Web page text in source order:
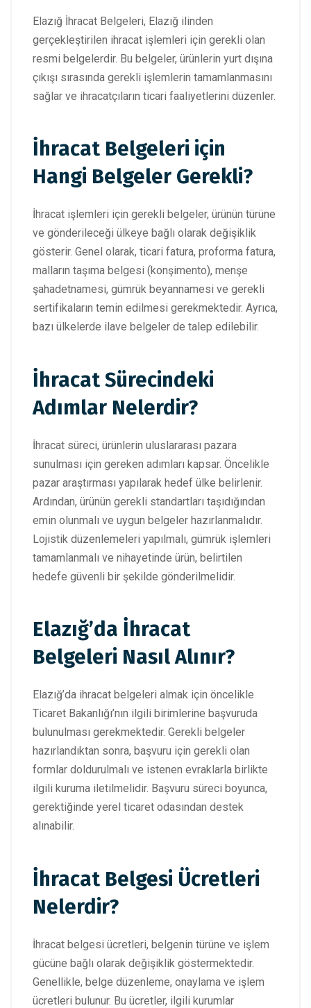
Elazığ İhracat Belgeleri, Elazığ ilinden
gerçekleştirilen ihracat işlemleri için gerekli olan
resmi belgelerdir. Bu belgeler, ürünlerin yurt dışına
çıkışı sırasında gerekli işlemlerin tamamlanmasını
sağlar ve ihracatçıların ticari faaliyetlerini düzenler.
İhracat Belgeleri için
Hangi Belgeler Gerekli?
İhracat işlemleri için gerekli belgeler, ürünün türüne
ve gönderileceği ülkeye bağlı olarak değişiklik
gösterir. Genel olarak, ticari fatura, proforma fatura,
malların taşıma belgesi (konşimento), menşe
şahadetnamesi, gümrük beyannamesi ve gerekli
sertifikaların temin edilmesi gerekmektedir. Ayrıca,
bazı ülkelerde ilave belgeler de talep edilebilir.
İhracat Sürecindeki
Adımlar Nelerdir?
İhracat süreci, ürünlerin uluslararası pazara
sunulması için gereken adımları kapsar. Öncelikle
pazar araştırması yapılarak hedef ülke belirlenir.
Ardından, ürünün gerekli standartları taşıdığından
emin olunmalı ve uygun belgeler hazırlanmalıdır.
Lojistik düzenlemeleri yapılmalı, gümrük işlemleri
tamamlanmalı ve nihayetinde ürün, belirtilen
hedefe güvenli bir şekilde gönderilmelidir.
Elazığ’da İhracat
Belgeleri Nasıl Alınır?
Elazığ’da ihracat belgeleri almak için öncelikle
Ticaret Bakanlığı’nın ilgili birimlerine başvuruda
bulunulması gerekmektedir. Gerekli belgeler
hazırlandıktan sonra, başvuru için gerekli olan
formlar doldurulmalı ve istenen evraklarla birlikte
ilgili kuruma iletilmelidir. Başvuru süreci boyunca,
gerektiğinde yerel ticaret odasından destek
alınabilir.
İhracat Belgesi Ücretleri
Nelerdir?
İhracat belgesi ücretleri, belgenin türüne ve işlem
gücüne bağlı olarak değişiklik göstermektedir.
Genellikle, belge düzenleme, onaylama ve işlem
ücretleri bulunur. Bu ücretler, ilgili kurumlar